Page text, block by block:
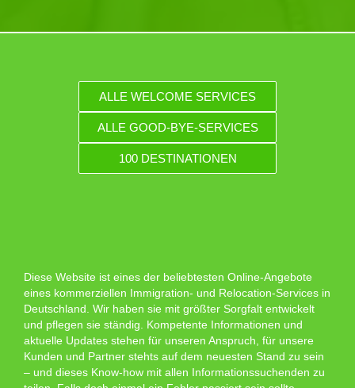
ALLE WELCOME SERVICES
ALLE GOOD-BYE-SERVICES
100 DESTINATIONEN
Diese Website ist eines der beliebtesten Online-Angebote
eines kommerziellen Immigration- und Relocation-Services in
Deutschland. Wir haben sie mit größter Sorgfalt entwickelt
und pflegen sie ständig. Kompetente Informationen und
aktuelle Updates stehen für unseren Anspruch, für unsere
Kunden und Partner stehts auf dem neuesten Stand zu sein
– und dieses Know-how mit allen Informationssuchenden zu